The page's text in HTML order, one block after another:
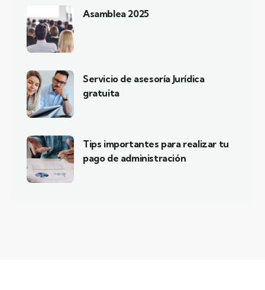
Asamblea 2025
Servicio de asesoría Jurídica
gratuita
Tips importantes para realizar tu
pago de administración